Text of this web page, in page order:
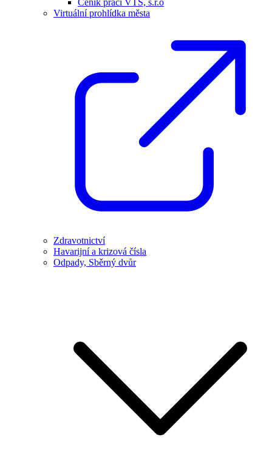
Ceník prací VTS, s.r.o
Virtuální prohlídka města
Zdravotnictví
Havarijní a krizová čísla
Odpady, Sběrný dvůr